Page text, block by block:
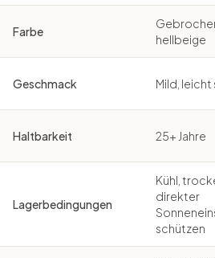
Farbe
hellbeige
Geschmack Mild, leicht
Haltbarkeit 25+ Jahre
Lagerbedingungen
Kühl,
direkter
schützen